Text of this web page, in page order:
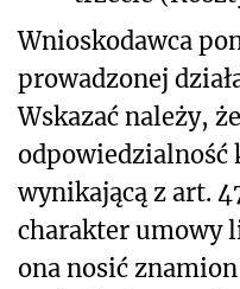
Wnioskodawca
prowadzonej
Wskazać należy,
odpowiedzialność
wynikającą z art.
charakter umowy
ona nosić